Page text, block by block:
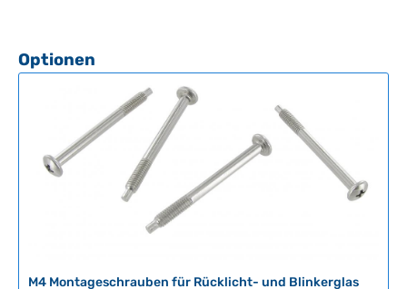
Produktgalerie überspringen
Optionen
M4 Montageschrauben für Rücklicht- und Blinkerglas